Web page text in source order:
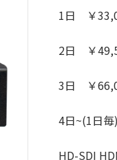
1日 ￥
2日 ￥
3日 ￥
4日~(1日
HD-SDI